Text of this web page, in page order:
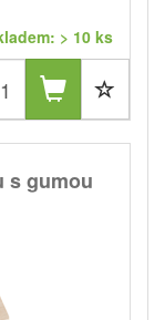
> 10 ks
s gumou